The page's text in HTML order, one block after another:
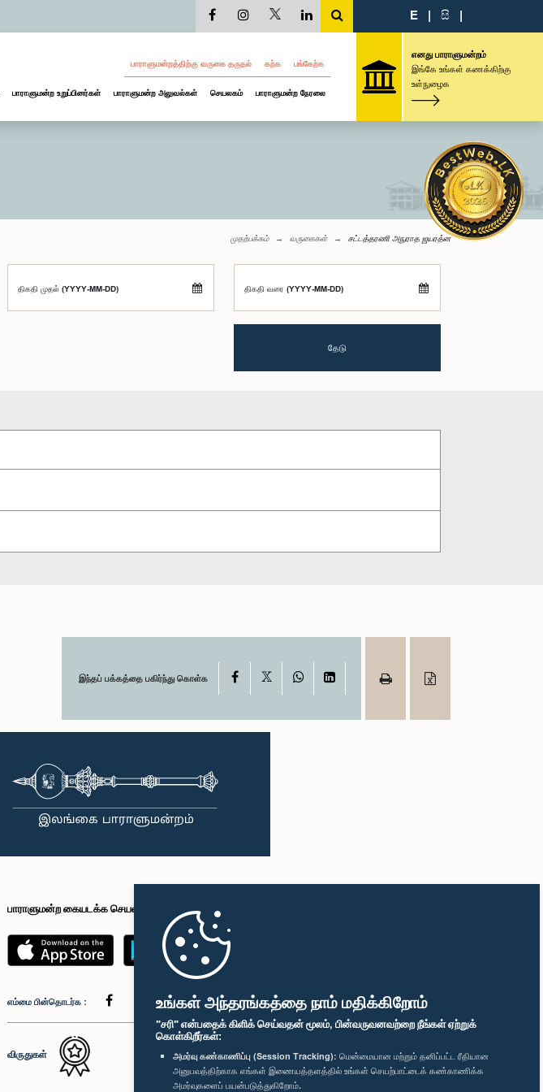
உங்கள் அந்தரங்கத்தை நாம் மதிக்கிறோம்
"சரி" என்பதைக் கிளிக் செய்வதன் மூலம், பின்வருவனவற்றை நீங்கள் ஏற்றுக்
கொள்கிறீர்கள்:
அமர்வு கண்காணிப்பு (Session Tracking): மென்மையான மற்றும் தனிப்பட்ட ரீதியான
அனுபவத்திற்காக எங்கள் இணையத்தளத்தில் உங்கள் செயற்பாட்டைக் கண்காணிக்க
அமர்வுகளைப் பயன்படுத்துகிறோம்.
E | සි |
பாராளுமன்றத்திற்கு வருகை தருதல் கற்க பங்கேற்க
பாராளுமன்ற உறுப்பினர்கள் பாராளுமன்ற அலுவல்கள் செயலகம் பாராளுமன்ற நேரலை
எனது பாராளுமன்றம்
இங்கே உங்கள் கணக்கிற்கு
உள்நுழைக
முதற்பக்கம் வருகைகள் சட்டத்தரணி அநுராத ஜயரத்ன
திகதி முதல் (YYYY-MM-DD) திகதி வரை (YYYY-MM-DD)
தேடு
இந்தப் பக்கத்தை பகிர்ந்து கொள்க Facebook WhatsAppLinkedIn
பாராளுமன்ற கையடக்க செயலி
எம்மை பின்தொடர்க :
விருதுகள்